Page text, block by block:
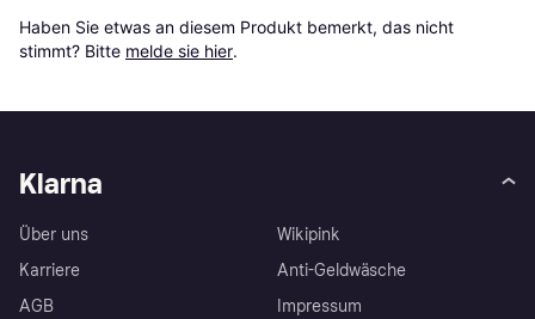
Haben Sie etwas an diesem Produkt bemerkt, das nicht
stimmt? Bitte melde sie hier.
Klarna
Über uns
Karriere
AGB
Wikipink
Anti-Geldwäsche
Impressum